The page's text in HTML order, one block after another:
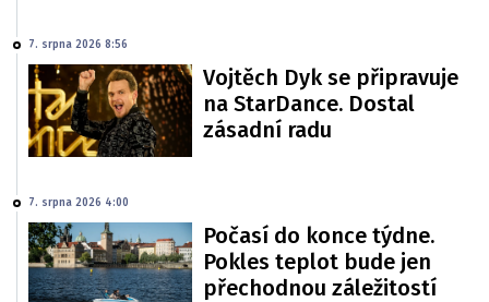
7. srpna 2026 8:56
Vojtěch Dyk se připravuje
na StarDance. Dostal
zásadní radu
7. srpna 2026 4:00
Počasí do konce týdne.
Pokles teplot bude jen
přechodnou záležitostí